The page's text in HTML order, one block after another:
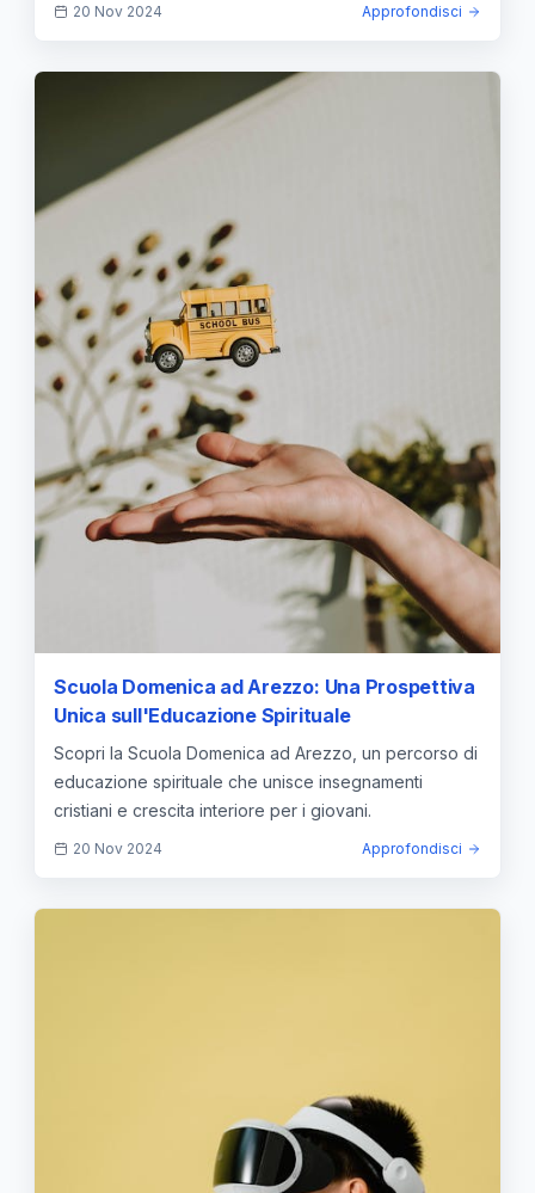
20 Nov 2024 Approfondisci
Scuola Domenica ad Arezzo: Una Prospettiva
Unica sull'Educazione Spirituale
Scopri la Scuola Domenica ad Arezzo, un percorso di
educazione spirituale che unisce insegnamenti
cristiani e crescita interiore per i giovani.
20 Nov 2024 Approfondisci